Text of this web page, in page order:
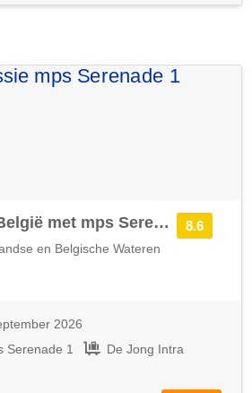
8.6
Bourgondisch België met mps Serenade 1
en Belgische Wateren
2026
Serenade 1
De Jong Intra